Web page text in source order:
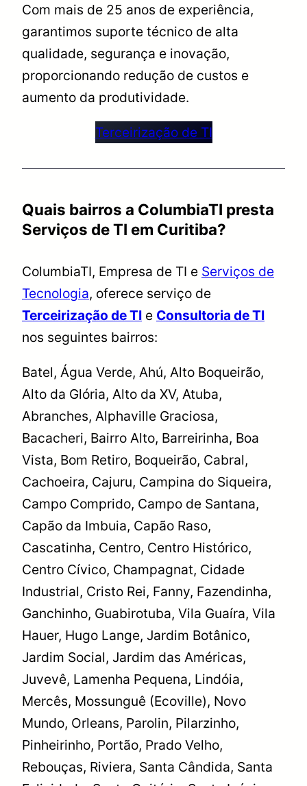
Com mais de 25 anos de experiência,
garantimos suporte técnico de alta
qualidade, segurança e inovação,
proporcionando redução de custos e
aumento da produtividade.
Terceirização de TI
Quais bairros a ColumbiaTI presta
Serviços de TI em Curitiba?
ColumbiaTI, Empresa de TI e Serviços de
Tecnologia, oferece serviço de
Terceirização de TI e Consultoria de TI
nos seguintes bairros:
Batel, Água Verde, Ahú, Alto Boqueirão,
Alto da Glória, Alto da XV, Atuba,
Abranches, Alphaville Graciosa,
Bacacheri, Bairro Alto, Barreirinha, Boa
Vista, Bom Retiro, Boqueirão, Cabral,
Cachoeira, Cajuru, Campina do Siqueira,
Campo Comprido, Campo de Santana,
Capão da Imbuia, Capão Raso,
Cascatinha, Centro, Centro Histórico,
Centro Cívico, Champagnat, Cidade
Industrial, Cristo Rei, Fanny, Fazendinha,
Ganchinho, Guabirotuba, Vila Guaíra, Vila
Hauer, Hugo Lange, Jardim Botânico,
Jardim Social, Jardim das Américas,
Juvevê, Lamenha Pequena, Lindóia,
Mercês, Mossunguê (Ecoville), Novo
Mundo, Orleans, Parolin, Pilarzinho,
Pinheirinho, Portão, Prado Velho,
Rebouças, Riviera, Santa Cândida, Santa